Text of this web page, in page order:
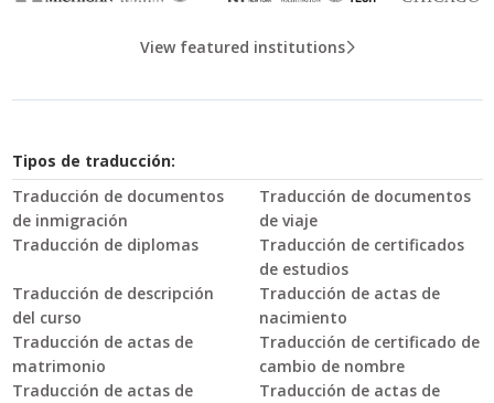
View featured institutions
Tipos de traducción:
Traducción de documentos
de inmigración
Traducción de documentos
de viaje
Traducción de diplomas
Traducción de certificados
de estudios
Traducción de descripción
del curso
Traducción de actas de
nacimiento
Traducción de actas de
matrimonio
Traducción de certificado de
cambio de nombre
Traducción de actas de
Traducción de actas de